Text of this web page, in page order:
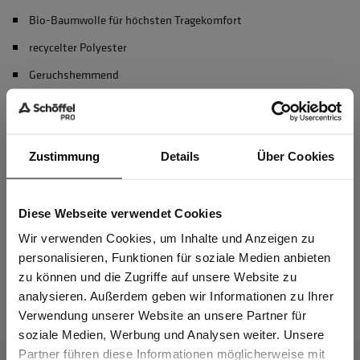
Zustimmung Details Über Cookies
Diese Webseite verwendet Cookies
Wir verwenden Cookies, um Inhalte und Anzeigen zu
personalisieren, Funktionen für soziale Medien anbieten
zu können und die Zugriffe auf unsere Website zu
analysieren. Außerdem geben wir Informationen zu Ihrer
Verwendung unserer Website an unsere Partner für
soziale Medien, Werbung und Analysen weiter. Unsere
Partner führen diese Informationen möglicherweise mit
Bio-Baumwolle für höchsten Tragekomfort
recycelter Polyester
Geruchshemmend
OEKO-TEX® zertifiziert
Material & Pflege
Passform
Das passt dazu
Sind Sie
Gewerbetreibender?
Ich bestätige, dass ich Gewerbetreibender bin. Alle
Preise werden netto ausgewiesen.